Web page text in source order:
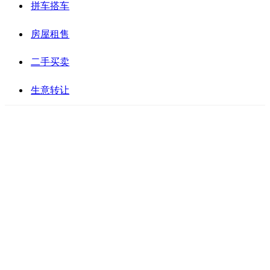
拼车搭车
房屋租售
二手买卖
生意转让